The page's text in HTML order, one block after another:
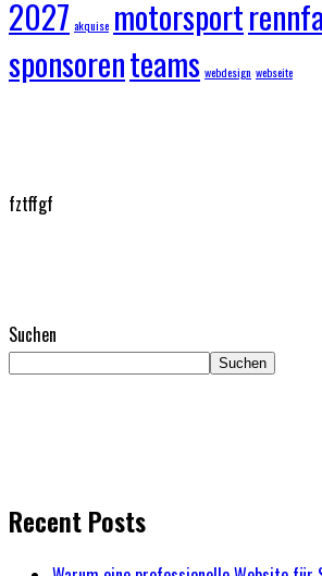
2027 akquise motorsport
sponsorenteams webdesign webseite
fztffgf
Suchen
Suchen
Recent Posts